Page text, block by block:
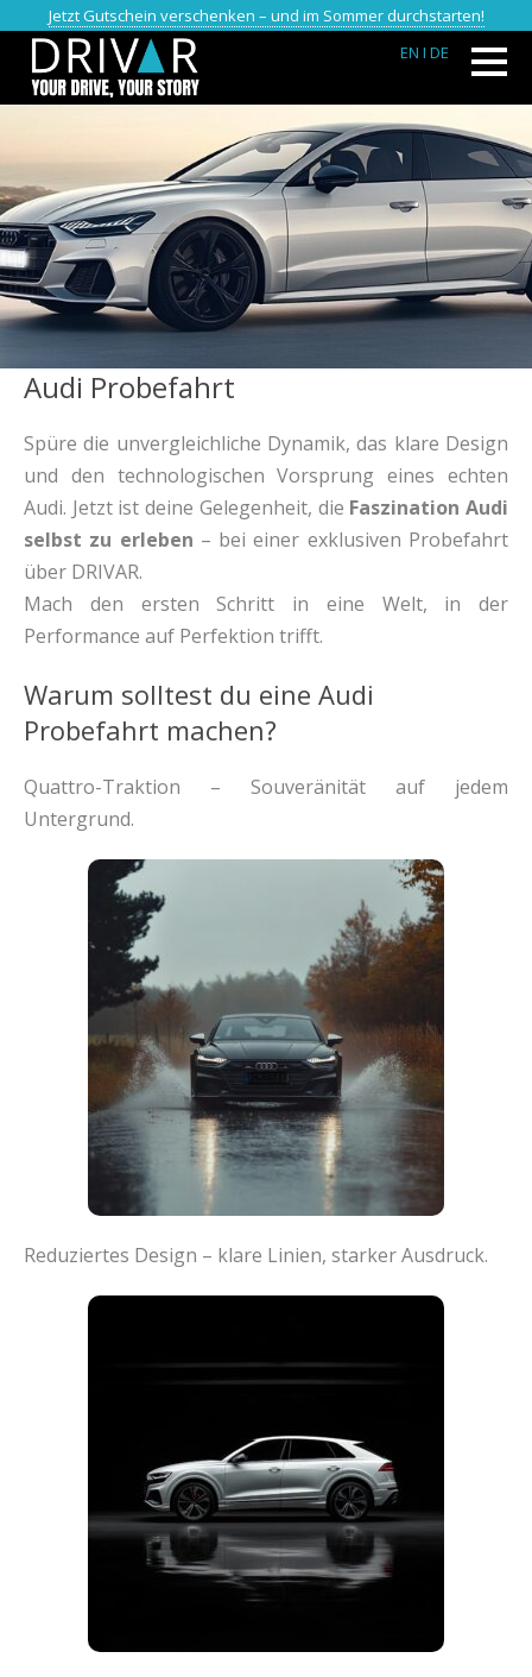
Jetzt Gutschein verschenken – und im Sommer durchstarten!
EN I DE
Audi Probefahrt
Spüre die unvergleichliche Dynamik, das klare Design
und den technologischen Vorsprung eines echten
Audi. Jetzt ist deine Gelegenheit, die Faszination Audi
selbst zu erleben – bei einer exklusiven Probefahrt
über DRIVAR.
Mach den ersten Schritt in eine Welt, in der
Performance auf Perfektion trifft.
Warum solltest du eine Audi
Probefahrt machen?
Quattro-Traktion – Souveränität auf jedem
Untergrund.
Reduziertes Design – klare Linien, starker Ausdruck.